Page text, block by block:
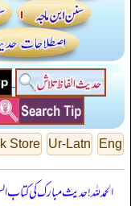
Eng
Ur-Latn
Store
الحمدللہ! حدیث مبارک کی